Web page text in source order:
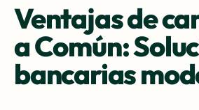
Ventajas de
a Común:
bancarias